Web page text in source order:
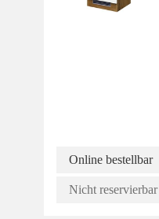
Online bestellbar
Nicht reservierbar